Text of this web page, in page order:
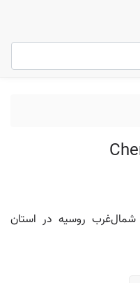
روسیه در استان